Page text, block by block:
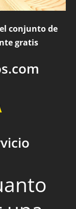
conjunto de
gratis